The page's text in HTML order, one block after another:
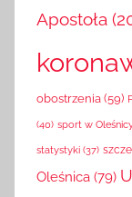
Apostoła
obostrzenia(59)
(40) sport w
statystyki (37)
Oleśnica (79)